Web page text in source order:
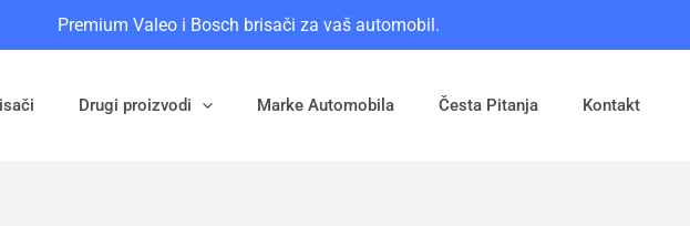
Premium Valeo i Bosch brisači za vaš automobil.
Drugi proizvodi Marke Automobila Česta Pitanja Kontakt